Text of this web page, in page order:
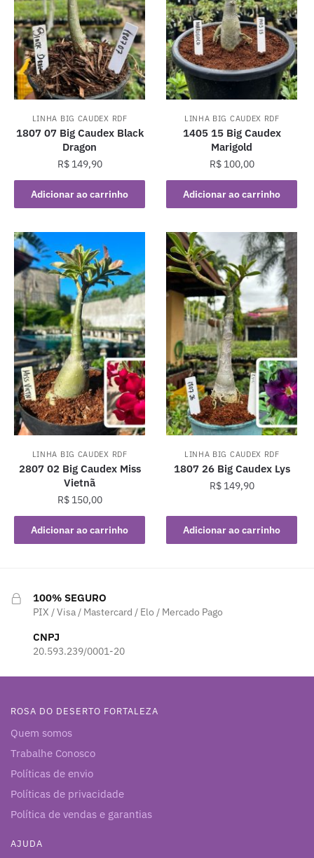
LINHA BIG CAUDEX RDF
1807 07 Big Caudex Black
Dragon
R$149,90
Adicionar ao carrinho
LINHA BIG CAUDEX RDF
1405 15 Big Caudex
Marigold
R$100,00
Adicionar ao carrinho
LINHA BIG CAUDEX RDF
2807 02 Big Caudex Miss
Vietnã
R$150,00
Adicionar ao carrinho
LINHA BIG CAUDEX RDF
1807 26 Big Caudex Lys
R$149,90
Adicionar ao carrinho
100% SEGURO
PIX / Visa / Mastercard / Elo / Mercado Pago
CNPJ
20.593.239/0001-20
ROSA DO DESERTO FORTALEZA
Quem somos
Trabalhe Conosco
Políticas de envio
Políticas de privacidade
Política de vendas e garantias
AJUDA